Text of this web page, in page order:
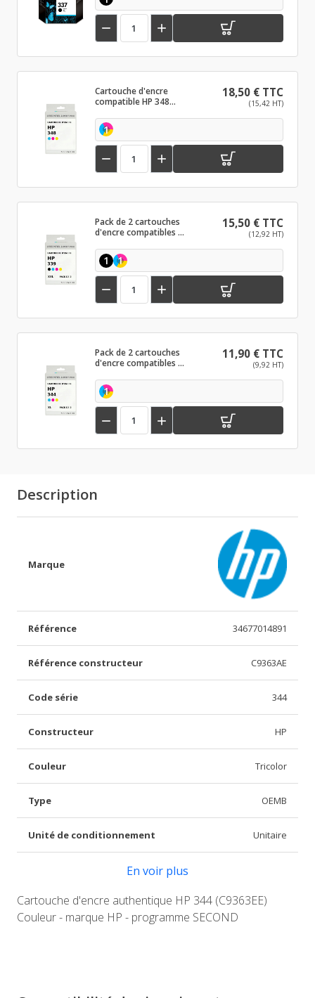
 
Cartouche d'encre
compatible HP 348
18,50 € TTC
(15,42 HT)
1
 
Pack de 2 cartouches
d'encre compatibles HP
15,50 € TTC
(12,92 HT)
1 1
 
Pack de 2 cartouches
d'encre compatibles HP
11,90 € TTC
(9,92 HT)
1
 
Description
Marque
Référence 34677014891
Référence constructeur C9363AE
Code série 344
Constructeur HP
Couleur Tricolor
Type OEMB
Unité de conditionnement Unitaire
En voir plus
Cartouche d'encre authentique HP 344 (C9363EE)
Couleur - marque HP - programme SECOND